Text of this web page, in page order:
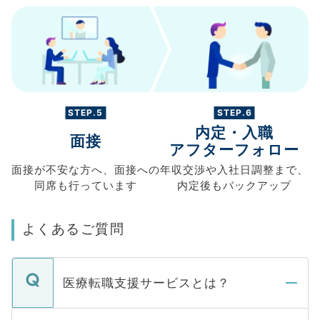
STEP.5
面接
面接が不安な方へ、 面接への
同席も行っています
STEP.6
内定・入職
アフターフォロー
年収交渉や入社日調整まで、
内定後もバックアップ
よくあるご質問
医療転職支援サービスとは？